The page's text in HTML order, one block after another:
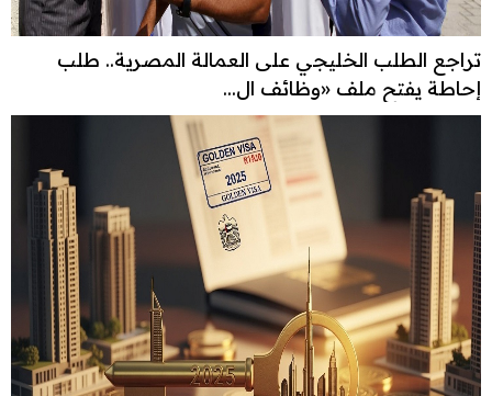
تراجع الطلب الخليجي على العمالة المصرية.. طلب
إحاطة يفتح ملف «وظائف ال...